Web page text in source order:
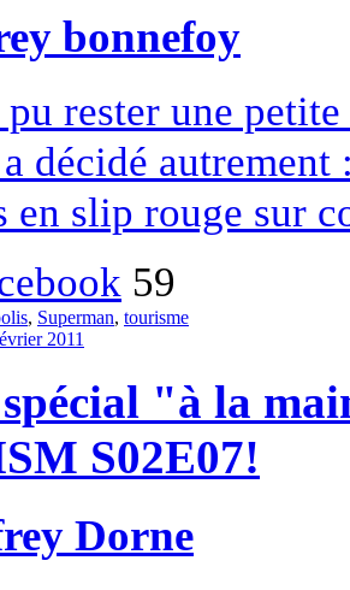
bonnefoy
rester une
décidé
en slip rouge sur
59
, Superman, tourisme
2011
"à la
S02E07!
Dorne